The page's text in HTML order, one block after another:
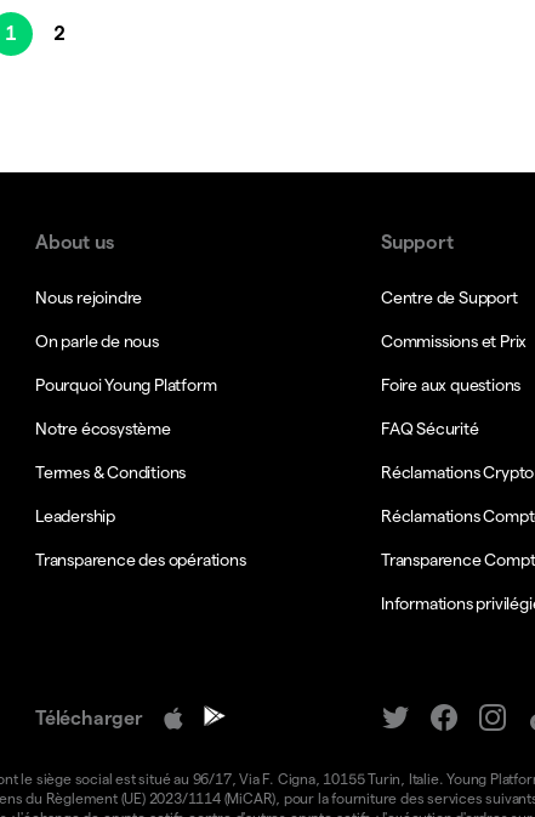
1 2
About us
Nous rejoindre
On parle de nous
Pourquoi Young Platform
Notre écosystème
Termes & Conditions
Leadership
Transparence des opérations
Support
Centre de Support
Commissions et Prix
Foire aux questions
FAQ Sécurité
Réclamations Crypto
Réclamations
Transparence
Informations
Télécharger
siège social est situé au 96/17, Via F. Cigna, 10155 Turin, Italie. Young
du Règlement (UE) 2023/1114 (MiCAR), pour la fourniture des services